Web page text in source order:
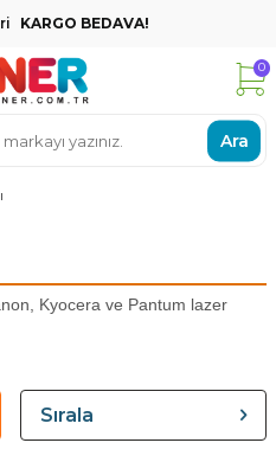
KARGO BEDAVA!
Ara
0
Kyocera ve Pantum lazer
Sırala